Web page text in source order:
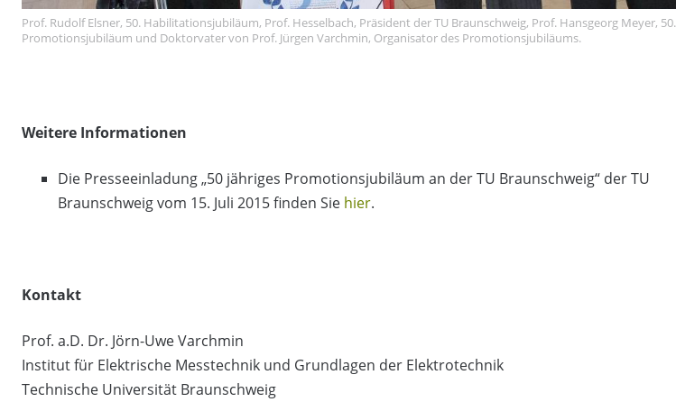
Prof. Rudolf Elsner, 50. Habilitationsjubiläum, Prof. Hesselbach, Präsident der TU Braunschweig, Prof. Hansgeorg Meyer, 50.
Promotionsjubiläum und Doktorvater von Prof. Jürgen Varchmin, Organisator des Promotionsjubiläums.
Weitere Informationen
Die Presseeinladung „50 jähriges Promotionsjubiläum an der TU Braunschweig“ der TU
Braunschweig vom 15. Juli 2015 finden Sie hier.
Kontakt
Prof. a.D. Dr. Jörn-Uwe Varchmin
Institut für Elektrische Messtechnik und Grundlagen der Elektrotechnik
Technische Universität Braunschweig